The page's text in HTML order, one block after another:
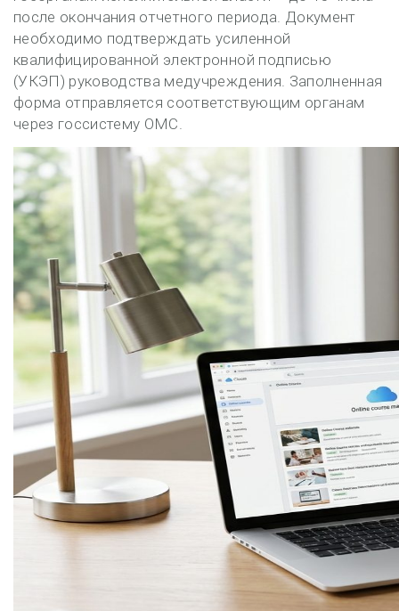
после окончания отчетного периода. Документ
необходимо подтверждать усиленной
квалифицированной электронной подписью
(УКЭП) руководства медучреждения. Заполненная
форма отправляется соответствующим органам
через госсистему ОМС.